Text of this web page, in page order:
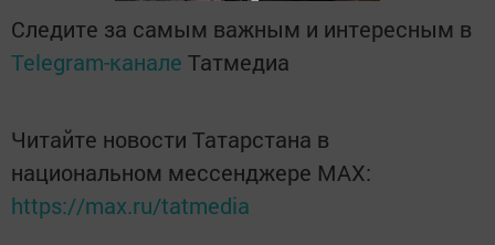
Следите за самым важным и интересным в
Telegram-канале Татмедиа
Читайте новости Татарстана в
национальном мессенджере MАХ:
https://max.ru/tatmedia